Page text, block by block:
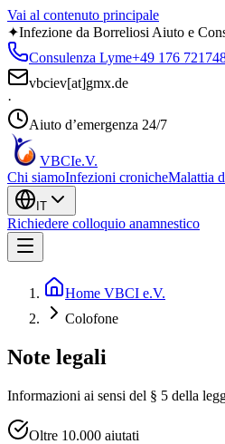
Vai al contenuto principale
✦Infezione da Borreliosi Aiuto e
Consulenza Lyme+49 176
vbciev[at]gmx.de
·
Aiuto d’emergenza 24/7
VBCIe.V.
Chi siamoInfezioni cronicheMalattia
IT
Richiedere colloquio anamnestico
Home VBCI e.V.
Colofone
Note legali
Informazioni ai sensi del § 5 della
Oltre 10.000 aiutati